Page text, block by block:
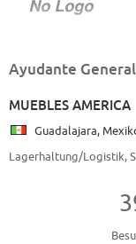
Ayudante
MUEBLES AMERICA
Guadalajara,
Lagerhaltung/Logistik,